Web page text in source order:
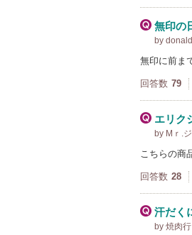
無印の
by
無印に前ま
回答数 79
エリク
by Mｒ.
こちらの商
回答数 28
汗だく
by 焼肉